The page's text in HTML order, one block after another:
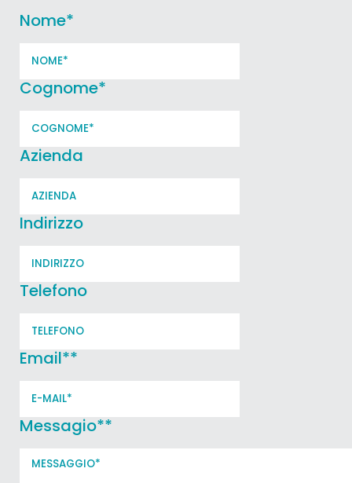
Nome*
Cognome*
Azienda
Indirizzo
Telefono
Email**
Messagio**